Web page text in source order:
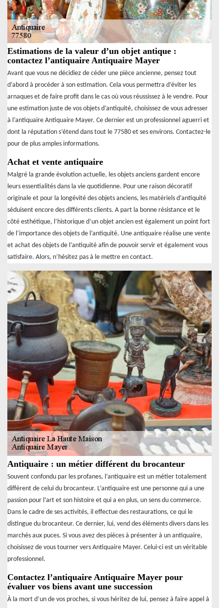
Estimations de la valeur d’un objet antique :
contactez l’antiquaire Antiquaire Mayer
Avant que vous ne décidiez de céder une pièce ancienne, pensez tout
d’abord à procéder à son estimation. Cela vous permettra d’éviter les
arnaques et de faire profit dans le cas où vous réussissez à le vendre. Pour
une estimation juste de vos objets d’antiquité, choisissez de vous adresser
à l’antiquaire Antiquaire Mayer. Ce dernier est un professionnel aguerri et
dont la réputation s’étend dans tout le 77580 et ses environs. Contactez-le
pour de plus amples informations.
Achat et vente antiquaire
Malgré la grande évolution actuelle, les objets anciens gardent encore
leurs essentialités dans la vie quotidienne. Pour une raison décoratif
originale et pour la longévité des objets anciens, les matériels d’antiquité
séduisent encore des différents clients. A part la bonne résistance et le
côté esthétique, l’historique d’un objet ancien est également un point fort
de l’importance des objets de l’antiquité. Une antiquaire réalise une vente
et achat des objets de l’antiquité afin de pouvoir servir et également vous
satisfaire. Alors, n’hésitez pas à le mettre en contact.
Antiquaire : un métier différent du brocanteur
Souvent confondu par les profanes, l’antiquaire est un métier totalement
différent de celui du brocanteur. L’antiquaire est une personne qui a une
passion pour l’art et son histoire et qui a en plus, un sens du commerce.
Dans le cadre de ses activités, il effectue des restaurations, ce qui le
distingue du brocanteur. Ce dernier, lui, vend des éléments divers dans les
marchés aux puces. Si vous avez des pièces à présenter à un antiquaire,
choisissez de vous tourner vers Antiquaire Mayer. Celui-ci est un véritable
professionnel.
Contactez l’antiquaire Antiquaire Mayer pour
évaluer vos biens avant une succession
À la mort d’un de vos proches, si vous héritez de lui, pensez à faire appel à